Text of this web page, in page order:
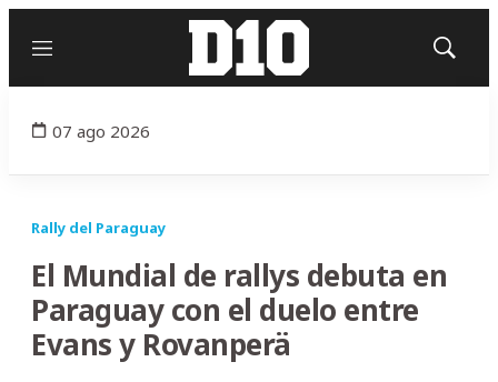
Menú
Mostrar
07 ago 2026
Rally del Paraguay
El Mundial de rallys debuta en
Paraguay con el duelo entre
Evans y Rovanperä